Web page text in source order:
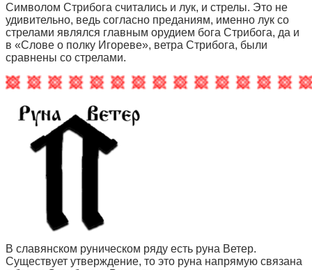
Символом Стрибога считались и лук, и стрелы. Это не
удивительно, ведь согласно преданиям, именно лук со
стрелами являлся главным орудием бога Стрибога, да и
в «Слове о полку Игореве», ветра Стрибога, были
сравнены со стрелами.
В славянском руническом ряду есть руна Ветер.
Существует утверждение, то это руна напрямую связана